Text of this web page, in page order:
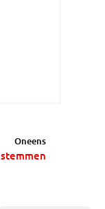
Oneens
stemmen